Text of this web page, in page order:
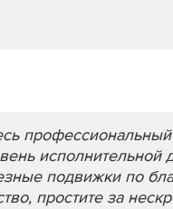
исполнительной
подвижки по
простите за